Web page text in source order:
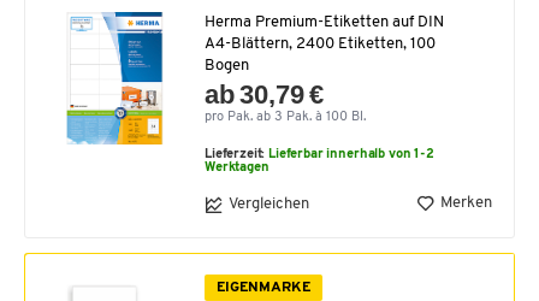
Herma Premium-Etiketten auf DIN
A4-Blättern, 2400 Etiketten, 100
Bogen
ab 30,79 €
pro Pak. ab 3 Pak. à 100 Bl.
Lieferzeit: Lieferbar innerhalb von 1-2
Werktagen
Vergleichen Merken
EIGENMARKE